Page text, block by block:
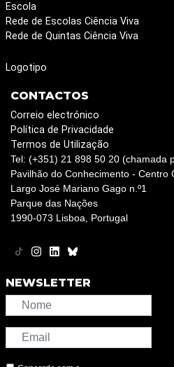
Escola
Rede de Escolas Ciência Viva
Rede de Quintas Ciência Viva
Logotipo
CONTACTOS
Correio electrónico
Política de Privacidade
Termos de Utilização
Tel: (+351) 21 898 50 20 (chamada
Pavilhão do Conhecimento - Centro
Largo José Mariano Gago n.º1
Parque das Nações
1990-073 Lisboa, Portugal
NEWSLETTER